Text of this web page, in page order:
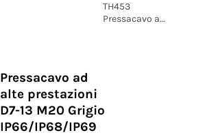
TH453
Pressacavo ad
Pressacavo ad
alte prestazioni
D7-13 M20 Grigio
IP66/IP68/IP69